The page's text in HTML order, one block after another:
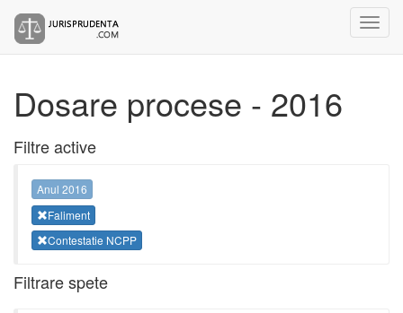
Dosare procese - 2016
Filtre active
Anul 2016
Faliment
Contestatie NCPP
Filtrare spete